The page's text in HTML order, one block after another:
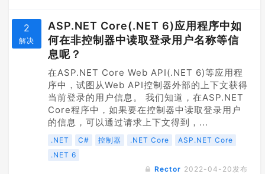
2
解决
ASP.NET Core(.NET 6)应用程序中如
何在非控制器中读取登录用户名称等信
息呢？
在ASP.NET Core Web API(.NET 6)等应用程
序中，试图从Web API控制器外部的上下文获得
当前登录的用户信息。 我们知道，在ASP.NET
Core程序中，如果要在控制器中读取登录用户
的信息，可以通过请求上下文得到，...
.NET C# 控制器 .NET Core
ASP.NET Core
.NET 6
Rector 2022-04-20发布